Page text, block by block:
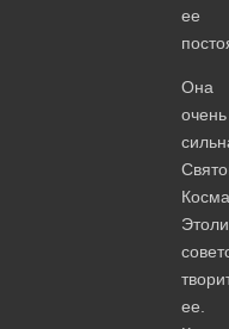
ее
Она
очень
Косма
ее.